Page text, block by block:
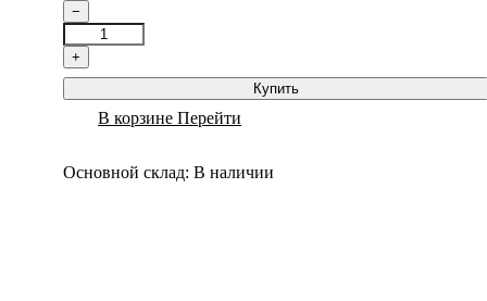
−
+
Купить
В корзине Перейти
Основной склад: В наличии